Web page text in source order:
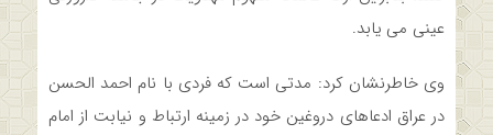
عینی می یابد.
وی خاطرنشان کرد: مدتی است که فردی با نام احمد الحسن
در عراق ادعاهای دروغین خود در زمینه ارتباط و نیابت از امام